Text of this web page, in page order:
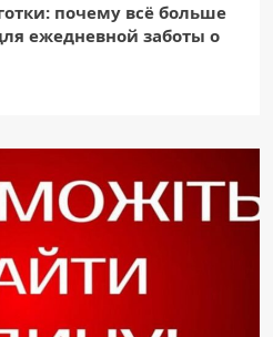
почему всё больше
ежедневной заботы о